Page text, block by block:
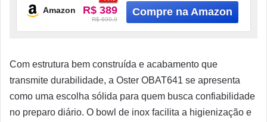
Amazon R$ 389
R$ 699.9
Com estrutura bem construída e acabamento que
transmite durabilidade, a Oster OBAT641 se apresenta
como uma escolha sólida para quem busca confiabilidade
no preparo diário. O bowl de inox facilita a higienização e